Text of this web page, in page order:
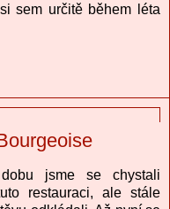
sem určitě během léta
jsme se chystali
restauraci, ale stále